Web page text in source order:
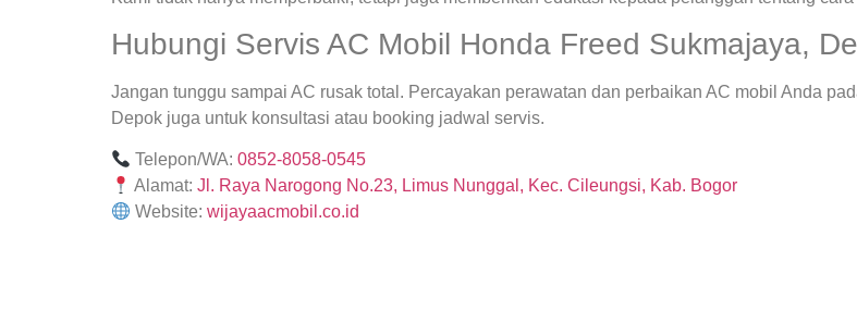
Hubungi Servis AC Mobil Honda Freed Sukmajaya,
Jangan tunggu sampai AC rusak total. Percayakan perawatan dan perbaikan AC mobil Anda
Depok juga untuk konsultasi atau booking jadwal servis.
Telepon/WA:0852-8058-0545
Alamat:Jl. Raya Narogong No.23, Limus Nunggal, Kec. Cileungsi, Kab. Bogor
Website:wijayaacmobil.co.id